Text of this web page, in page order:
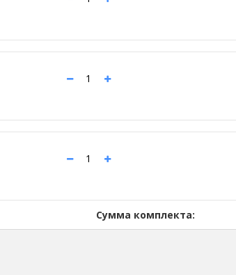
Сумма комплекта: